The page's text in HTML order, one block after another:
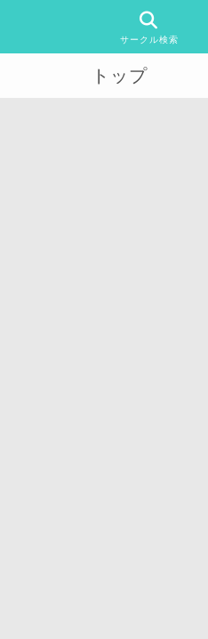
サークル検索
トップ